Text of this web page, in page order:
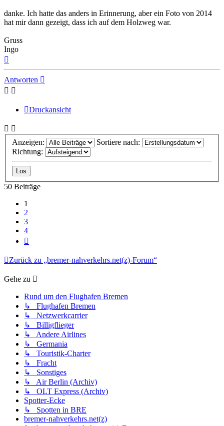
danke. Ich hatte das anders in Erinnerung, aber ein Foto von 2014
hat mir dann gezeigt, dass ich auf dem Holzweg war.
Gruss
Ingo
Antworten
Druckansicht
Anzeigen:
Sortiere nach:
Richtung:
50 Beiträge
1
2
3
4
Zurück zu „bremer-nahverkehrs.net(z)-Forum“
Gehe zu
Rund um den Flughafen Bremen
↳ Flughafen Bremen
↳ Netzwerkcarrier
↳ Billigflieger
↳ Andere Airlines
↳ Germania
↳ Touristik-Charter
↳ Fracht
↳ Sonstiges
↳ Air Berlin (Archiv)
↳ OLT Express (Archiv)
Spotter-Ecke
↳ Spotten in BRE
bremer-nahverkehrs.net(z)